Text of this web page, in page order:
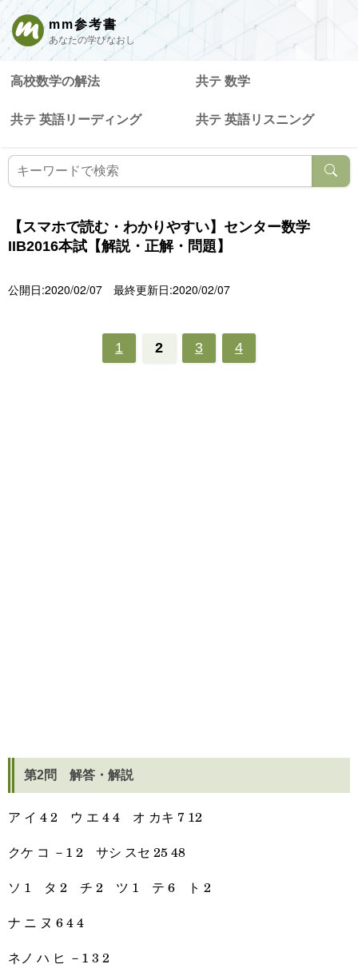
mm参考書
あなたの学びなおし
高校数学の解法 共テ 数学
共テ 英語リーディング 共テ 英語リスニング
【スマホで読む・わかりやすい】センター数学
IIB2016本試【解説・正解・問題】
公開日:2020/02/07 最終更新日:2020/02/07
1 2 3 4
第2問 解答・解説
ア イ 4 2 ウ エ 4 4 オ カキ 7 12
クケ コ －1 2 サシ スセ 25 48
ソ 1 タ 2 チ 2 ツ 1 テ 6 ト 2
ナ ニ ヌ 6 4 4
ネノ ハ ヒ －1 3 2